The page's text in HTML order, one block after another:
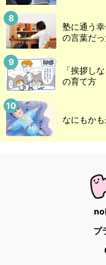
塾に通う
の言葉だっ
「挨拶し
の育て方
なにもか
プ